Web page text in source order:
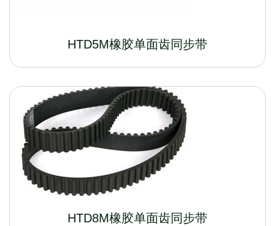
HTD5M橡胶单面齿同步带
HTD8M橡胶单面齿同步带